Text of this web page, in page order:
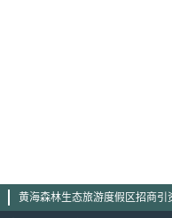
黄海森林生态旅游度假区招商引